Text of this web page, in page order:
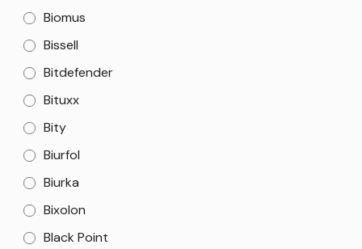
Biomus
Bissell
Bitdefender
Bituxx
Bity
Biurfol
Biurka
Bixolon
Black Point